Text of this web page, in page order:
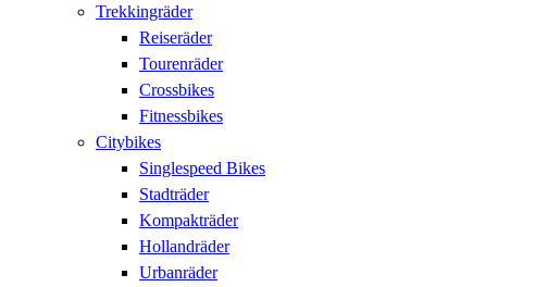
Trekkingräder
Reiseräder
Tourenräder
Crossbikes
Fitnessbikes
Citybikes
Singlespeed Bikes
Stadträder
Kompakträder
Hollandräder
Urbanräder